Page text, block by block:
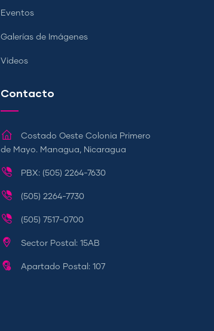
Eventos
Galerías de Imágenes
Videos
Contacto
Costado Oeste Colonia Primero
de Mayo. Managua, Nicaragua
PBX: (505) 2264-7630
(505) 2264-7730
(505) 7517-0700
Sector Postal: 15AB
Apartado Postal: 107